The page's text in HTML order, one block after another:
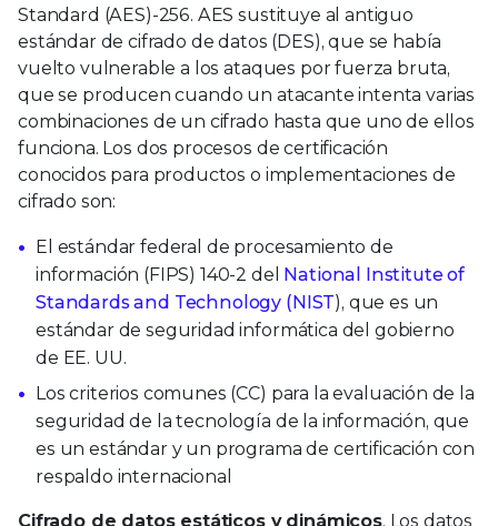
Standard (AES)-256. AES sustituye al antiguo
estándar de cifrado de datos (DES), que se había
vuelto vulnerable a los ataques por fuerza bruta,
que se producen cuando un atacante intenta varias
combinaciones de un cifrado hasta que uno de ellos
funciona. Los dos procesos de certificación
conocidos para productos o implementaciones de
cifrado son:
El estándar federal de procesamiento de
información (FIPS) 140-2 del National Institute of
Standards and Technology (NIST), que es un
estándar de seguridad informática del gobierno
de EE. UU.
Los criterios comunes (CC) para la evaluación de la
seguridad de la tecnología de la información, que
es un estándar y un programa de certificación con
respaldo internacional
Cifrado de datos estáticos y dinámicos. Los datos